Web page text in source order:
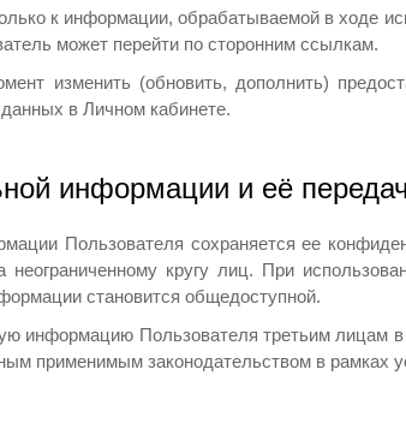
к информации, обрабатываемой в ходе
может перейти по сторонним ссылкам.
изменить (обновить, дополнить)
в Личном кабинете.
информации и её
Пользователя сохраняется ее
кругу лиц. При
становится общедоступной.
информацию Пользователя третьим лицам
применимым законодательством в рамках